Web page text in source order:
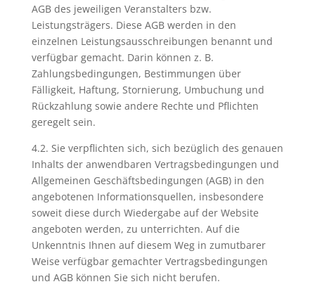
AGB des jeweiligen Veranstalters bzw.
Leistungsträgers. Diese AGB werden in den
einzelnen Leistungsausschreibungen benannt und
verfügbar gemacht. Darin können z. B.
Zahlungsbedingungen, Bestimmungen über
Fälligkeit, Haftung, Stornierung, Umbuchung und
Rückzahlung sowie andere Rechte und Pflichten
geregelt sein.
4.2. Sie verpflichten sich, sich bezüglich des genauen
Inhalts der anwendbaren Vertragsbedingungen und
Allgemeinen Geschäftsbedingungen (AGB) in den
angebotenen Informationsquellen, insbesondere
soweit diese durch Wiedergabe auf der Website
angeboten werden, zu unterrichten. Auf die
Unkenntnis Ihnen auf diesem Weg in zumutbarer
Weise verfügbar gemachter Vertragsbedingungen
und AGB können Sie sich nicht berufen.